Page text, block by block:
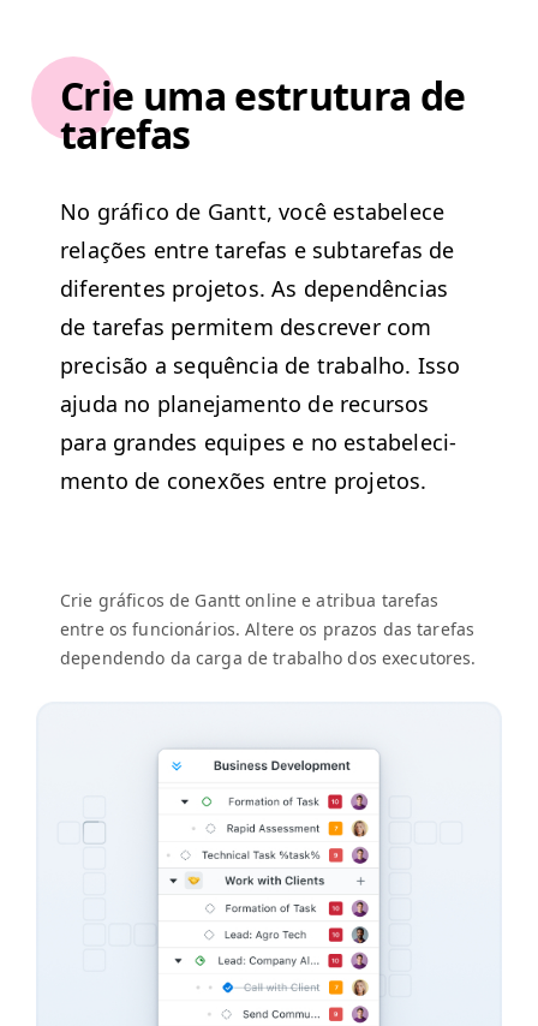
Crie uma estrutura de
tarefas
No grá­fi­co de Gantt, você esta­b­elece
relações entre tare­fas e subtare­fas de
difer­entes pro­je­tos. As dependên­cias
de tare­fas per­mitem descr­ev­er com
pre­cisão a sequên­cia de tra­bal­ho. Isso
aju­da no plane­ja­men­to de recur­sos
para grandes equipes e no esta­b­elec­i­
men­to de conexões entre pro­je­tos.
Crie grá­fi­cos de Gantt online e atribua tare­fas
entre os fun­cionários. Altere os pra­zos das tare­fas
depen­den­do da car­ga de tra­bal­ho dos executores.